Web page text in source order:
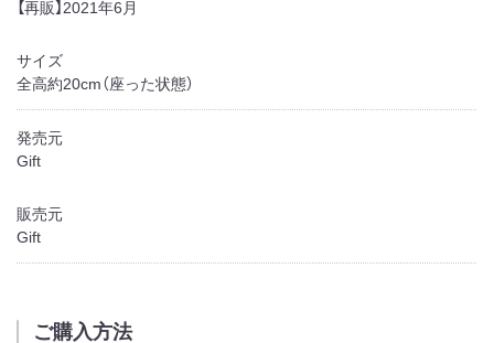
【再販】2021年6月
サイズ
全高約20cm（座った状態）
発売元
Gift
販売元
Gift
ご購入方法